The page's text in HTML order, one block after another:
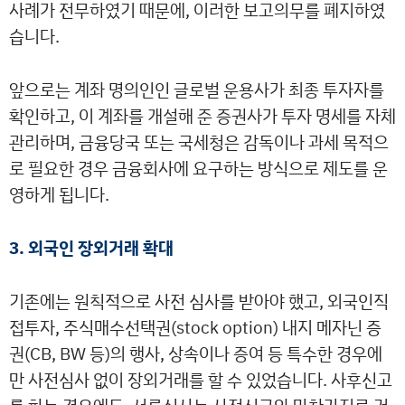
사례가 전무하였기 때문에, 이러한 보고의무를 폐지하였
습니다.
앞으로는 계좌 명의인인 글로벌 운용사가 최종 투자자를
확인하고, 이 계좌를 개설해 준 증권사가 투자 명세를 자체
관리하며, 금융당국 또는 국세청은 감독이나 과세 목적으
로 필요한 경우 금융회사에 요구하는 방식으로 제도를 운
영하게 됩니다.
3. 외국인 장외거래 확대
기존에는 원칙적으로 사전 심사를 받아야 했고, 외국인직
접투자, 주식매수선택권(stock option) 내지 메자닌 증
권(CB, BW 등)의 행사, 상속이나 증여 등 특수한 경우에
만 사전심사 없이 장외거래를 할 수 있었습니다. 사후신고